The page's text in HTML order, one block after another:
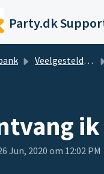
Party.dk
Veelgestelde vragen en antwoorden
Jun, 2020 om 12:02 PM